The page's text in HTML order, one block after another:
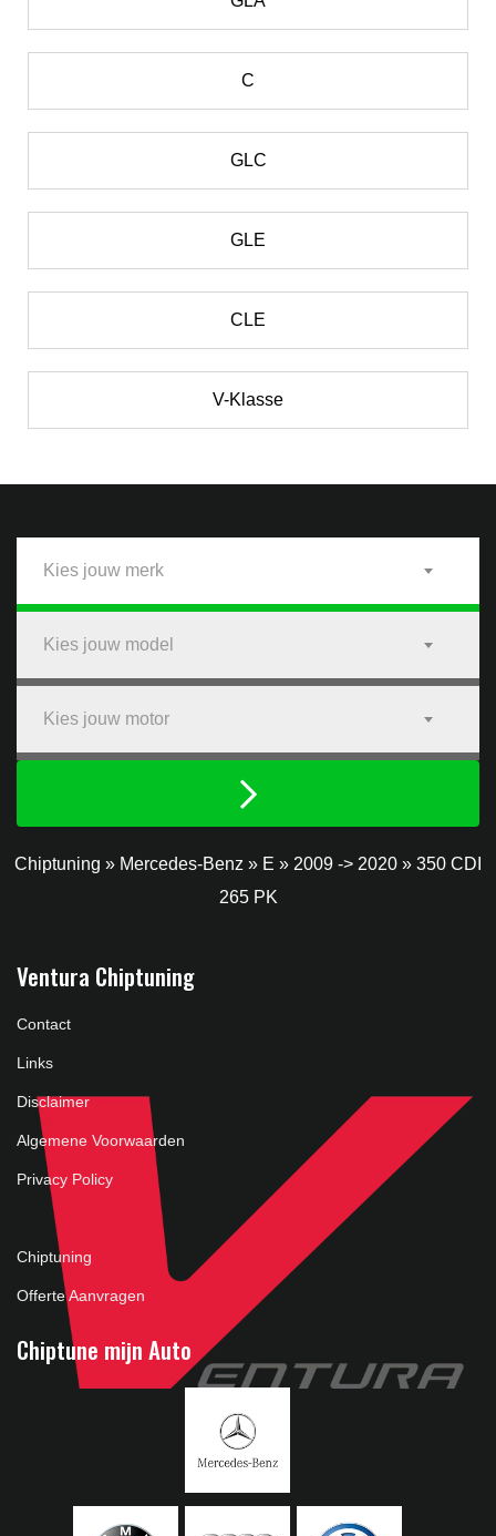
C
GLC
GLE
CLE
V-Klasse
Kies jouw merk
Kies jouw model
Kies jouw motor
Chiptuning » Mercedes-Benz » E » 2009 -> 2020 » 350 CDI
265 PK
Ventura Chiptuning
Contact
Links
Disclaimer
Algemene Voorwaarden
Privacy Policy
Chiptuning
Offerte Aanvragen
Chiptune mijn Auto